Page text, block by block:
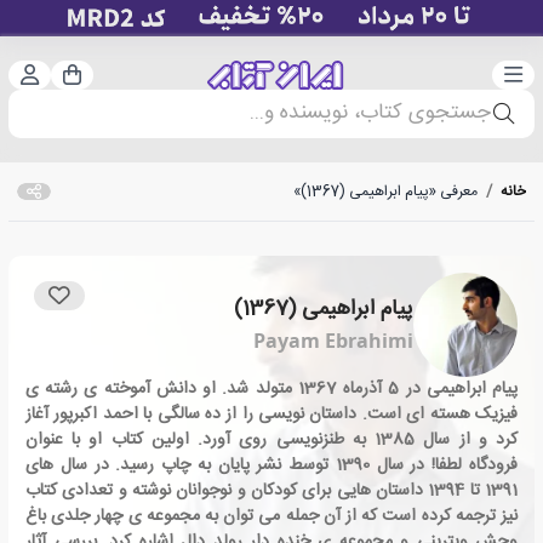
دسته‌بندی سبد
جستجوی کتاب، نویسنده و...
خانه / معرفی «پیام ابراهیمی (1367)»
پیام ابراهیمی (1367)
Payam Ebrahimi
پیام ابراهیمی در 5 آذرماه 1367 متولد شد. او دانش آموخته ی رشته ی
فیزیک هسته ای است. داستان نویسی را از ده سالگی با احمد اکبرپور آغاز
کرد و از سال 1385 به طنزنویسی روی آورد. اولین کتاب او با عنوان
فرودگاه لطفا! در سال 1390 توسط نشر پایان به چاپ رسید. در سال های
1391 تا 1394 داستان هایی برای کودکان و نوجوانان نوشته و تعدادی کتاب
نیز ترجمه کرده است که از آن جمله می توان به مجموعه ی چهار جلدی باغ